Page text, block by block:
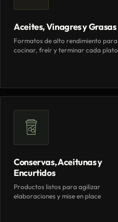
Aceites, Vinagres y Grasas
Formatos de alto rendimiento para
cocinar, freír y terminar cada plato
Conservas, Aceitunas y
Encurtidos
Productos listos para agilizar
elaboraciones y mise en place